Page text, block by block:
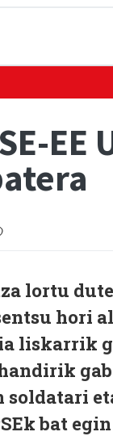
lortu
hori
liskarrik
soldatari
bat